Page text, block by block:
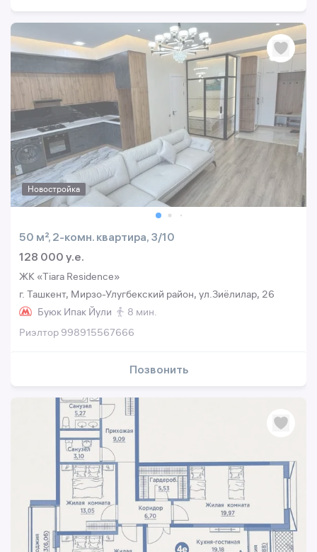
Новостройка
50 м², 2-комн. квартира, 3/10
128 000 y.e.
ЖК «Tiara Residence»
г. Ташкент, Мирзо-Улугбекский район, ул.Зиёлилар, 26
Буюк Ипак Йули
8 мин.
Риэлтор 998915567666
Позвонить